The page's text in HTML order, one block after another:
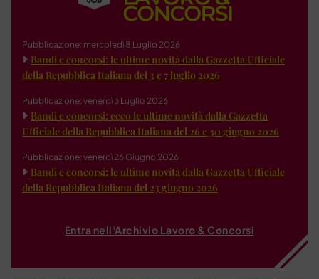
Pubblicazione: mercoledì 8 Luglio 2026
Bandi e concorsi: le ultime novità dalla Gazzetta Ufficiale
della Repubblica Italiana del 3 e 7 luglio 2026
Pubblicazione: venerdì 3 Luglio 2026
Bandi e concorsi: ecco le ultime novità dalla Gazzetta
Ufficiale della Repubblica Italiana del 26 e 30 giugno 2026
Pubblicazione: venerdì 26 Giugno 2026
Bandi e concorsi: le ultime novità dalla Gazzetta Ufficiale
della Repubblica Italiana del 23 giugno 2026
Entra nell'Archivio Lavoro & Concorsi